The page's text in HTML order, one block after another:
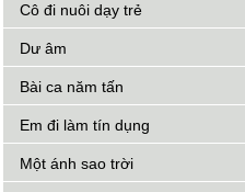
Cô đi nuôi dạy trẻ
Dư âm
Bài ca năm tấn
Em đi làm tín dụng
Một ánh sao trời